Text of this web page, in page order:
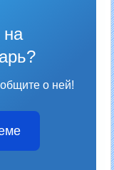
на
о ней!